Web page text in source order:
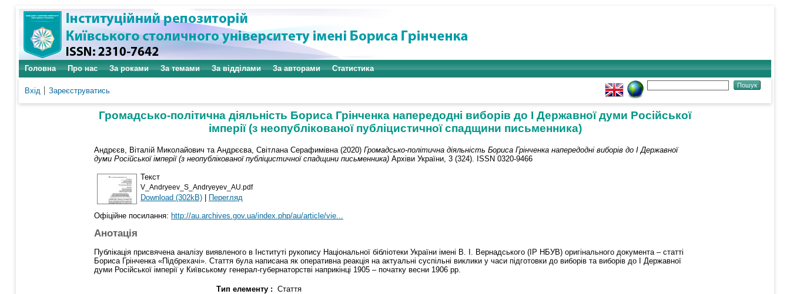
Головна Про нас За роками За темами За відділами За авторами Статистика
Вхід Зареєструватись
Громадсько-політична діяльність Бориса Грінченка напередодні виборів до І Державної думи Російської
імперії (з неопублікованої публіцистичної спадщини письменника)
Андрєєв, Віталій Миколайович та Андрєєва, Світлана Серафимівна (2020) Громадсько-політична діяльність Бориса Грінченка напередодні виборів до І Державної
думи Російської імперії (з неопублікованої публіцистичної спадщини письменника) Архіви України, 3 (324). ISSN 0320-9466
Текст
V_Andryeev_S_Andryeyev_AU.pdf
Download (302kB) | Перегляд
Офіційне посилання: http://au.archives.gov.ua/index.php/au/article/vie...
Анотація
Публікація присвячена аналізу виявленого в Інституті рукопису Національної бібліотеки України імені В. І. Вернадського (ІР НБУВ) оригінального документа – статті
Бориса Грінченка «Підбрехачі». Стаття була написана як оперативна реакція на актуальні суспільні виклики у часи підготовки до виборів та виборів до І Державної
думи Російської імперії у Київському генерал-губернаторстві наприкінці 1905 – початку весни 1906 рр.
Тип елементу : Стаття